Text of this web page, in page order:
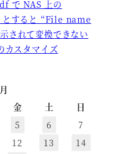
で NAS 上の
すると “File name
されて変換できない
スタマイズ
金 土
日
5 6
7
12 13
14